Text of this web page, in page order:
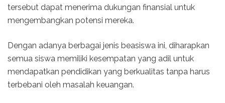
tersebut dapat menerima dukungan finansial untuk
mengembangkan potensi mereka.
Dengan adanya berbagai jenis beasiswa ini, diharapkan
semua siswa memiliki kesempatan yang adil untuk
mendapatkan pendidikan yang berkualitas tanpa harus
terbebani oleh masalah keuangan.